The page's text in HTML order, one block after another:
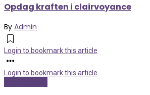
Opdag kraften i clairvoyance
By Admin
Login to bookmark this article
Login to bookmark this article